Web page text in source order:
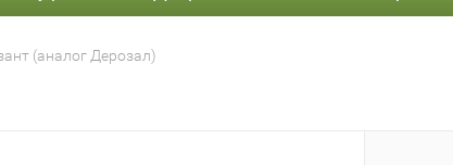
(аналог Дерозал)